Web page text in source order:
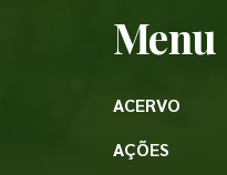
Menu
ACERVO
AÇÕES